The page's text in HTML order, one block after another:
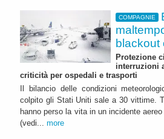
COMPAGNIE
blackout
Protezione
interruzioni
criticità per ospedali e trasporti
Il bilancio delle condizioni
colpito gli Stati Uniti sale a 30 vittime.
hanno perso la vita in un incidente
(vedi... more